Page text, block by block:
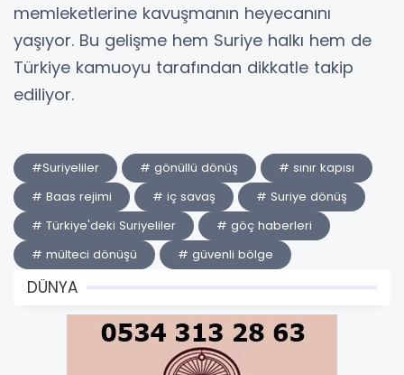
memleketlerine kavuşmanın heyecanını
yaşıyor. Bu gelişme hem Suriye halkı hem de
Türkiye kamuoyu tarafından dikkatle takip
ediliyor.
#Suriyeliler # gönüllü dönüş
# sınır kapısı
# Baas rejimi
# iç savaş
# Suriye dönüş
# Türkiye'deki Suriyeliler
# göç haberleri
# mülteci dönüşü
# güvenli bölge
DÜNYA